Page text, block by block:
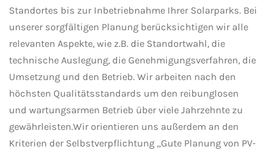
Standortes bis zur Inbetriebnahme Ihrer Solarparks. Bei
unserer sorgfältigen Planung berücksichtigen wir alle
relevanten Aspekte, wie z.B. die Standortwahl, die
technische Auslegung, die Genehmigungsverfahren, die
Umsetzung und den Betrieb. Wir arbeiten nach den
höchsten Qualitätsstandards um den reibunglosen
und wartungsarmen Betrieb über viele Jahrzehnte zu
gewährleisten.Wir orientieren uns außerdem an den
Kriterien der Selbstverpflichtung „Gute Planung von PV-